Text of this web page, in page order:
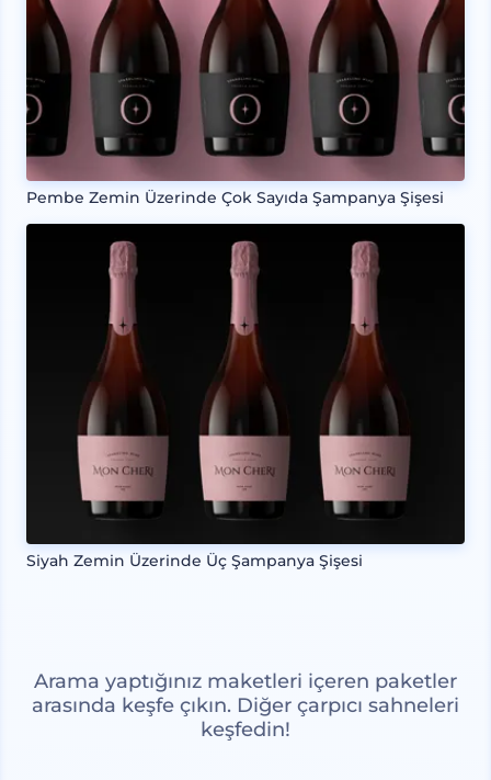
Pembe Zemin Üzerinde Çok Sayıda Şampanya Şişesi
Siyah Zemin Üzerinde Üç Şampanya Şişesi
Arama yaptığınız maketleri içeren paketler
arasında keşfe çıkın. Diğer çarpıcı sahneleri
keşfedin!